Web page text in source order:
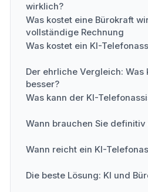
wirklich?
Was kostet eine Bürokraft
vollständige Rechnung
Was kostet ein KI-
Der ehrliche Vergleich: Was
besser?
Was kann der KI-
Wann brauchen Sie definitiv
Wann reicht ein KI-
Die beste Lösung: KI und